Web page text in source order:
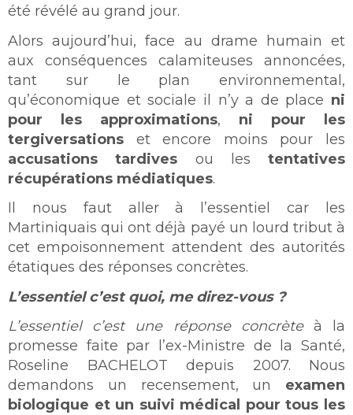
été révélé au grand jour.
Alors aujourd’hui, face au drame humain et
aux conséquences calamiteuses annoncées,
tant sur le plan environnemental,
qu’économique et sociale il n’y a de place ni
pour les approximations, ni pour les
tergiversations et encore moins pour les
accusations tardives ou les tentatives
récupérations médiatiques.
Il nous faut aller à l’essentiel car les
Martiniquais qui ont déjà payé un lourd tribut à
cet empoisonnement attendent des autorités
étatiques des réponses concrètes.
L’essentiel c’est quoi, me direz-vous ?
L’essentiel c’est une réponse concrèteà la
promesse faite par l’ex-Ministre de la Santé,
Roseline BACHELOT depuis 2007. Nous
demandons un recensement, un examen
biologique et un suivi médical pour tous les